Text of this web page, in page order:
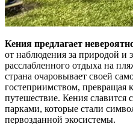
Кения предлагает
от наблюдения за природой и
расслабленного отдыха на
страна очаровывает своей
гостеприимством, превращая
путешествие. Кения
парками, которые стали
первозданной экосистемы.